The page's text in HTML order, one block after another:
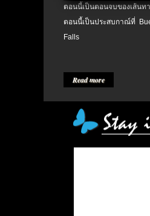
ตอนนี้เป็นตอนจบของเส้นท
ตอนนี้เป็นประสบกาณ์ที่
Falls
Read more